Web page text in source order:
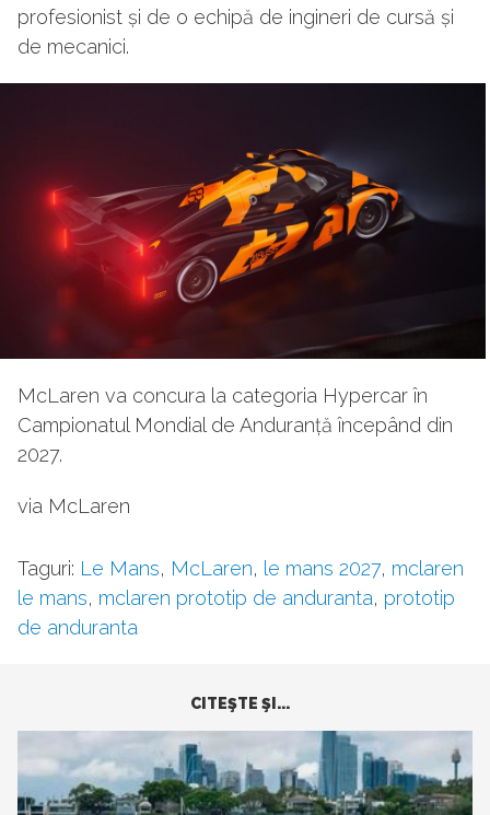
profesionist și de o echipă de ingineri de cursă și
de mecanici.
McLaren va concura la categoria Hypercar în
Campionatul Mondial de Anduranță începând din
2027.
via McLaren
Taguri: Le Mans, McLaren, le mans 2027, mclaren
le mans, mclaren prototip de anduranta, prototip
de anduranta
CITEŞTE ŞI...